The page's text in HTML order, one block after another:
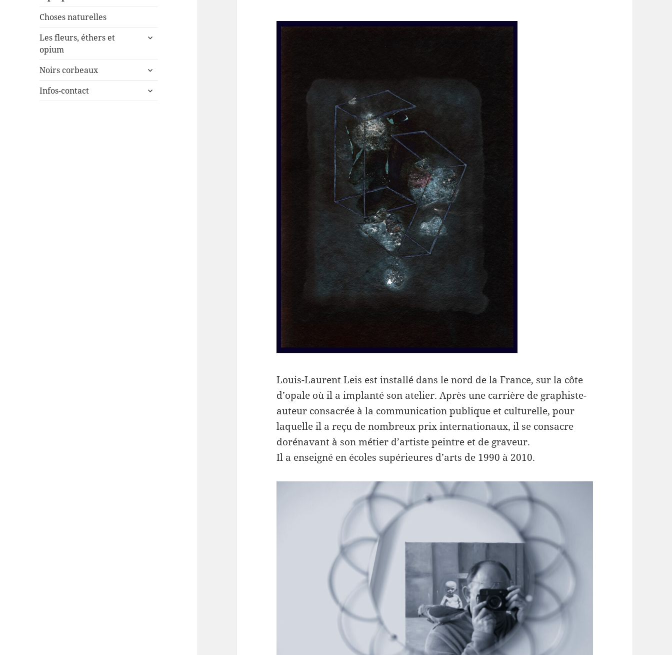
Choses naturelles
Les fleurs, éthers et
opium
ouvrir
menu
Noirs corbeaux
ouvrir
sous-
Infos-contact
ouvrir
Louis-Laurent Leis est installé dans le nord de la France, sur la côte
d’opale où il a implanté son atelier. Après une carrière de graphiste-
auteur consacrée à la communication publique et culturelle, pour
laquelle il a reçu de nombreux prix internationaux, il se consacre
dorénavant à son métier d’artiste peintre et de graveur.
Il a enseigné en écoles supérieures d’arts de 1990 à 2010.